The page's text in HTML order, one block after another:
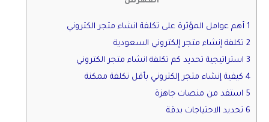
1 أهم عوامل المؤثرة على تكلفة انشاء متجر الكتروني
2 تكلفة إنشاء متجر إلكتروني السعودية
3 استراتيجية تحديد كم تكلفة انشاء متجر الكتروني
4 كيفية إنشاء متجر إلكتروني بأقل تكلفة ممكنة
5 استفد من منصات جاهزة
6 تحديد الاحتياجات بدقة